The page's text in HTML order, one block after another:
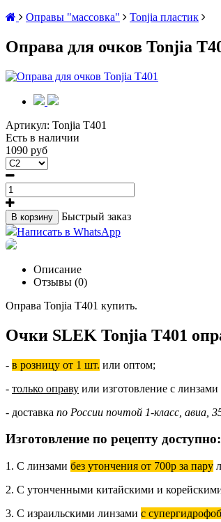
Оправы "массовка"
Tonjia пластик
Оправа для очков Tonjia
Артикул: Tonjia T401
Есть в наличии
1090 руб
В корзину
Быстрый заказ
Написать в WhatsApp
Описание
Отзывы (0)
Оправа Tonjia T401 купить.
Очки SLEK Tonjia T401
- в розницу от 1 шт. или оптом;
- только оправу или изготовление с линзами
- доставка по России почтой 1-класс, авиа,
Изготовление по рецепту доступно:
1. С линзами без утончения от 700р за пару
2. С утонченными китайскими и
3. С израильскими линзами с